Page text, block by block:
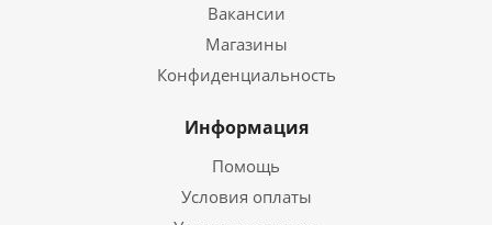
Вакансии
Магазины
Конфиденциальность
Информация
Помощь
Условия оплаты